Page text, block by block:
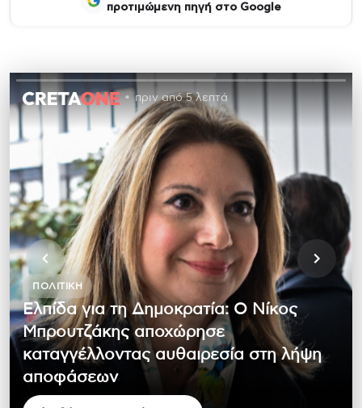
προτιμώμενη πηγή στο Google
πριν από 5 λεπτά
ΠΟΛΙΤΙΚΉ
Ελπίδα για τη Δημοκρατία: Ο Νίκος
Μπρουτζάκης αποχώρησε
καταγγέλλοντας αυθαιρεσία στη λήψη
αποφάσεων